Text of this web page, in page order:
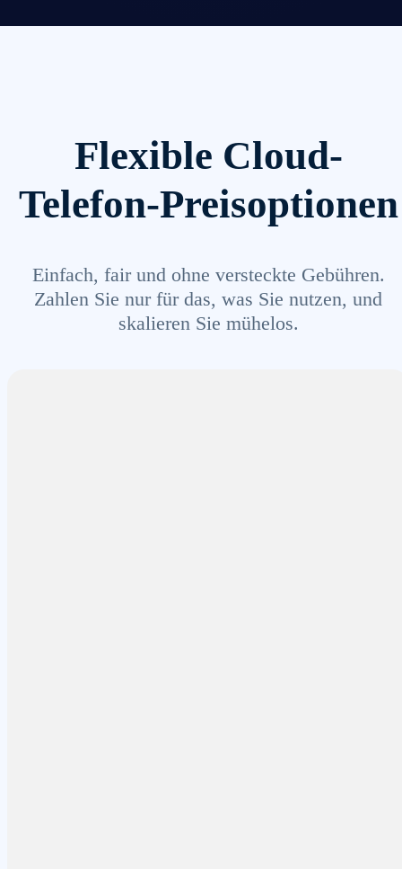
Flexible Cloud-
Telefon-Preisoptionen
Einfach, fair und ohne versteckte Gebühren.
Zahlen Sie nur für das, was Sie nutzen, und
skalieren Sie mühelos.